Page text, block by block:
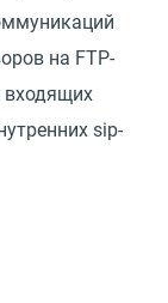
на FTP-
входящих
sip-